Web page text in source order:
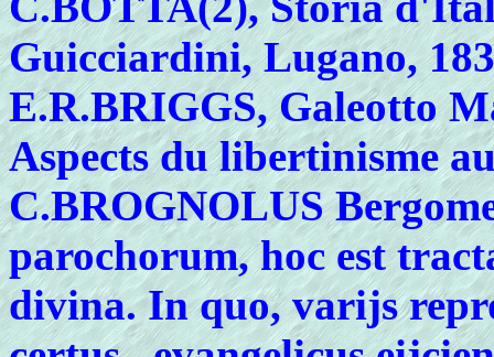
Guicciardini, Lugano,
E.R.BRIGGS, Galeotto
Aspects du libertinisme
C.BROGNOLUS
parochorum, hoc est
divina. In quo, varijs